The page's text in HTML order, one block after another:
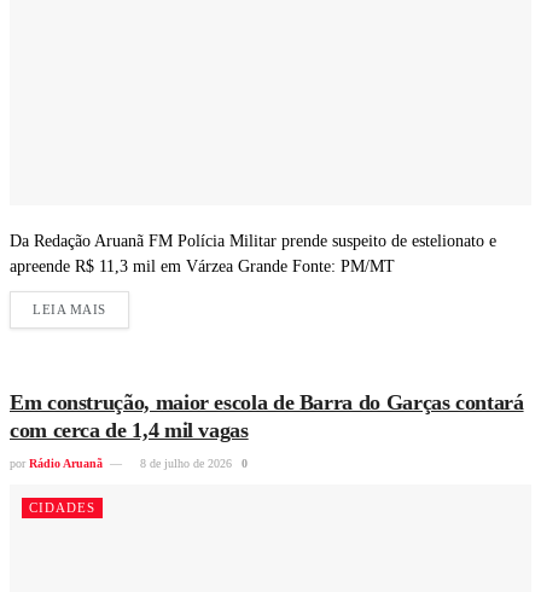
Da Redação Aruanã FM Polícia Militar prende suspeito de estelionato e
apreende R$ 11,3 mil em Várzea Grande Fonte: PM/MT
LEIA MAIS
Em construção, maior escola de Barra do Garças contará
com cerca de 1,4 mil vagas
por Rádio Aruanã 8 de julho de 2026 0
CIDADES